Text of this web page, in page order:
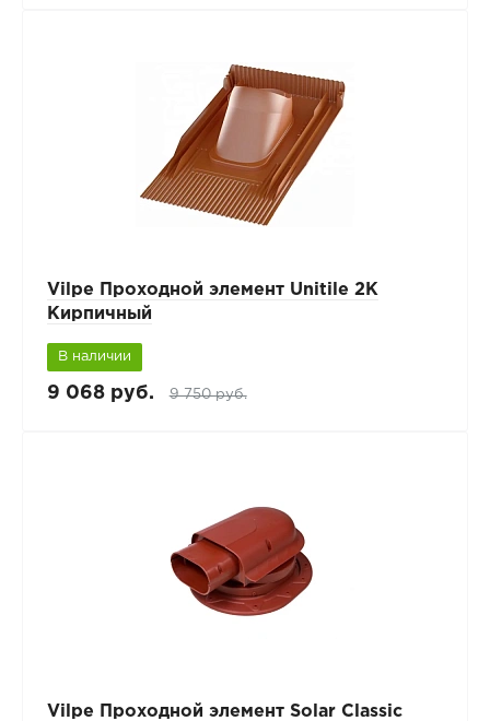
Vilpe Проходной элемент Unitile 2K
Кирпичный
В наличии
9 068 руб. 9 750 руб.
Vilpe Проходной элемент Solar Classic